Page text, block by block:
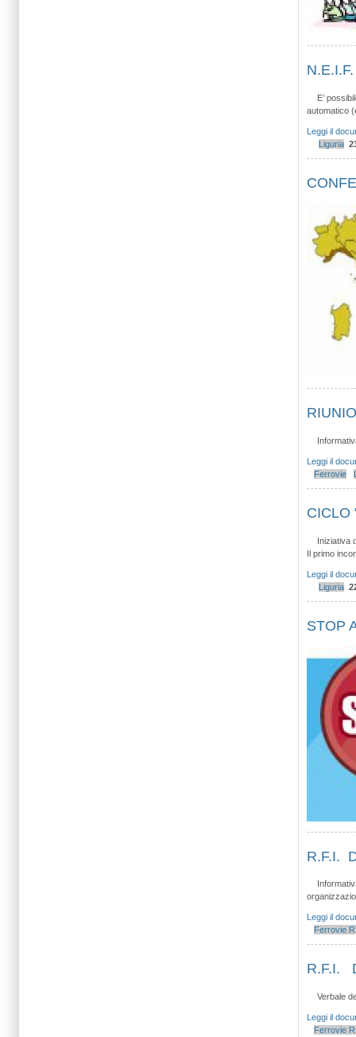
E’
automatico
Leggi il
Liguria
Leggi il
Ferrovie
CICLO
Iniziativa
Il primo
Leggi il
Liguria
STOP
R.F.I.
Leggi il
Ferrovie
R.F.I.
Verbale
Leggi il
Ferrovie